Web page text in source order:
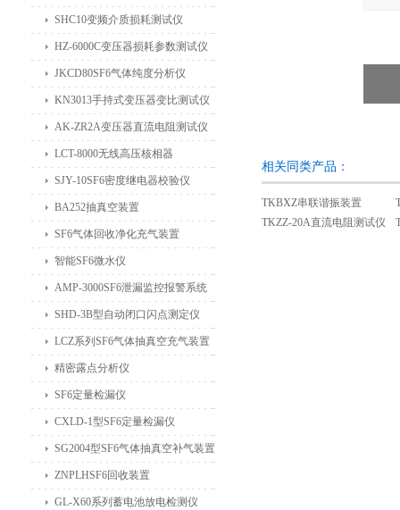
相关同类产品：
TKBXZ串联谐振装置
TKZZ-20A直流电阻测试仪
SHC10变频介质损耗测试仪
HZ-6000C变压器损耗参数测试仪
JKCD80SF6气体纯度分析仪
KN3013手持式变压器变比测试仪
AK-ZR2A变压器直流电阻测试仪
LCT-8000无线高压核相器
SJY-10SF6密度继电器校验仪
BA252抽真空装置
SF6气体回收净化充气装置
智能SF6微水仪
AMP-3000SF6泄漏监控报警系统
SHD-3B型自动闭口闪点测定仪
LCZ系列SF6气体抽真空充气装置
精密露点分析仪
SF6定量检漏仪
CXLD-1型SF6定量检漏仪
SG2004型SF6气体抽真空补气装置
ZNPLHSF6回收装置
GL-X60系列蓄电池放电检测仪